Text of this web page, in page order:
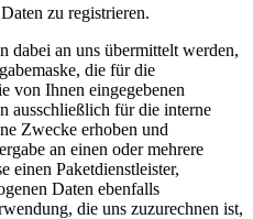
zu registrieren.
dabei an uns übermittelt werden,
die für die
von Ihnen eingegebenen
ausschließlich für die interne
Zwecke erhoben und
an einen oder mehrere
einen Paketdienstleister,
Daten ebenfalls
die uns zuzurechnen ist,